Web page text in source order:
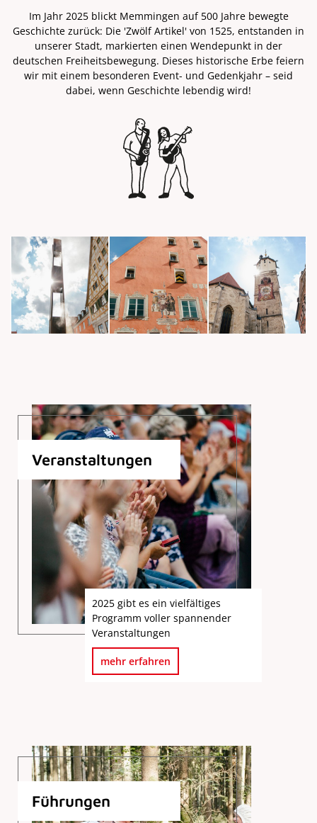
Im Jahr 2025 blickt Memmingen auf 500 Jahre bewegte
Geschichte zurück: Die 'Zwölf Artikel' von 1525, entstanden in
unserer Stadt, markierten einen Wendepunkt in der
deutschen Freiheitsbewegung. Dieses historische Erbe feiern
wir mit einem besonderen Event- und Gedenkjahr – seid
dabei, wenn Geschichte lebendig wird!
Veranstaltungen
2025 gibt es ein vielfältiges
Programm voller spannender
Veranstaltungen
mehr erfahren
Führungen